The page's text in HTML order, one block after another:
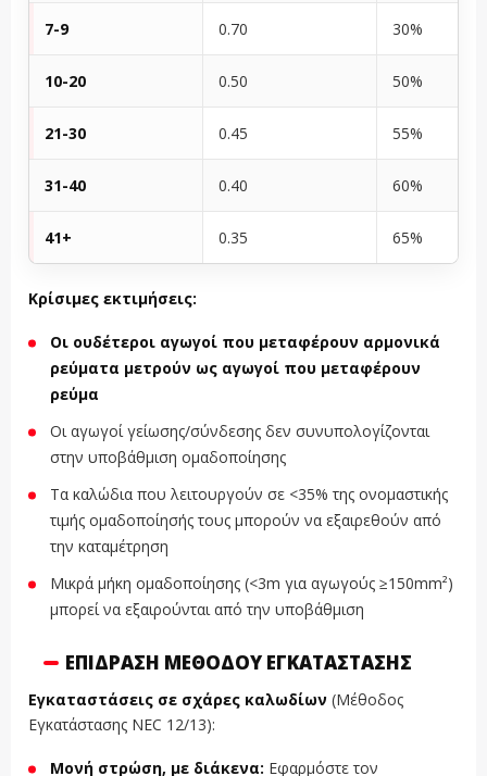
7-9 0.70 30%
10-20 0.50 50%
21-30 0.45 55%
31-40 0.40 60%
41+ 0.35 65%
Κρίσιμες εκτιμήσεις:
Οι ουδέτεροι αγωγοί που μεταφέρουν αρμονικά
ρεύματα μετρούν ως αγωγοί που μεταφέρουν
ρεύμα
Οι αγωγοί γείωσης/σύνδεσης δεν συνυπολογίζονται
στην υποβάθμιση ομαδοποίησης
Τα καλώδια που λειτουργούν σε <35% της ονομαστικής
τιμής ομαδοποίησής τους μπορούν να εξαιρεθούν από
την καταμέτρηση
Μικρά μήκη ομαδοποίησης (<3m για αγωγούς ≥150mm²)
μπορεί να εξαιρούνται από την υποβάθμιση
ΕΠΊΔΡΑΣΗ ΜΕΘΌΔΟΥ ΕΓΚΑΤΆΣΤΑΣΗΣ
Εγκαταστάσεις σε σχάρες καλωδίων (Μέθοδος
Εγκατάστασης NEC 12/13):
Μονή στρώση, με διάκενα: Εφαρμόστε τον